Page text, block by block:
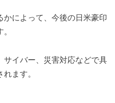
によって、今後の日米豪印
サイバー、災害対応などで具
ます。